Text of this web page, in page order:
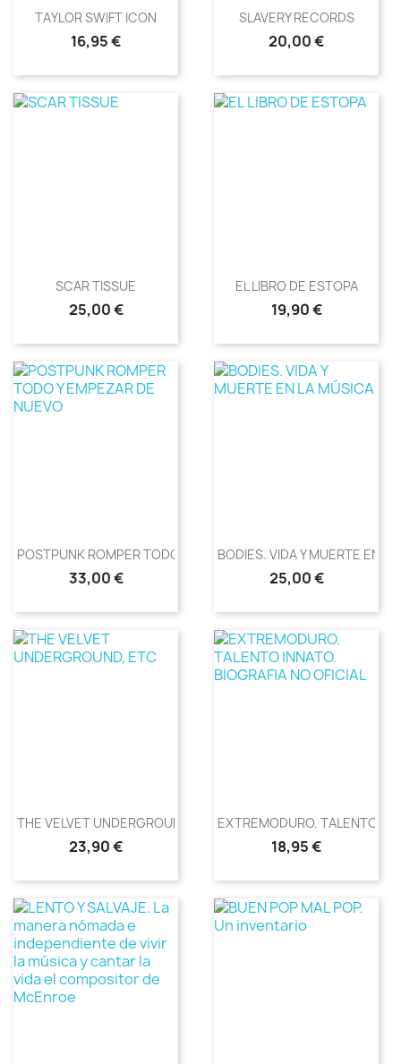
TAYLOR SWIFT ICON
Precio
16,95 €
SLAVERY RECORDS
Precio
20,00 €
SCAR TISSUE
Precio
25,00 €
EL LIBRO DE ESTOPA
Precio
19,90 €
POSTPUNK ROMPER TODO Y...
Precio
33,00 €
BODIES. VIDA Y MUERTE EN
Precio
25,00 €
THE VELVET UNDERGROUND, ETC
Precio
23,90 €
EXTREMODURO. TALENTO...
Precio
18,95 €